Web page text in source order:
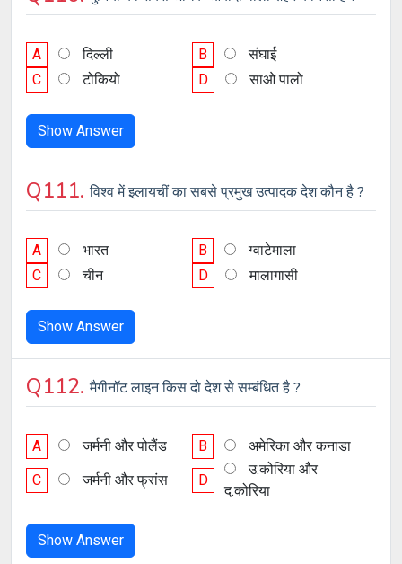
A दिल्ली B
संघाई
C
टोकियो D साओ पालो
Show Answer
Q111.विश्व में इलायचीं का सबसे प्रमुख उत्पादक देश कौन है ?
A भारत B
ग्वाटेमाला
C
चीन D मालागासी
Show Answer
Q112.मैगीनॉट लाइन किस दो देश से सम्बंधित है ?
A जर्मनी और पोलैंड B
अमेरिका और कनाडा
C
जर्मनी और फ्रांस D
उ.कोरिया और
द.कोरिया
Show Answer